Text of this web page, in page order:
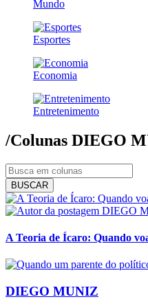
Mundo
Esportes
Economia
Entretenimento
/Colunas DIEGO
BUSCAR
DIEGO
A Teoria de Ícaro: Quando
DIEGO MUNIZ